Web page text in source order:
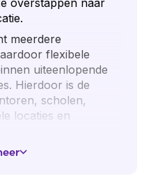
overstappen naar
meerdere
flexibele
uiteenlopende
Hierdoor is de
scholen,
locaties en
moeten worden.